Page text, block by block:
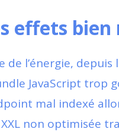
effets bien
l’énergie, depuis
JavaScript trop
mal indexé
non optimisée